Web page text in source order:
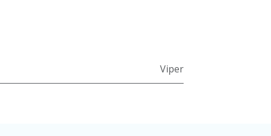
Viper